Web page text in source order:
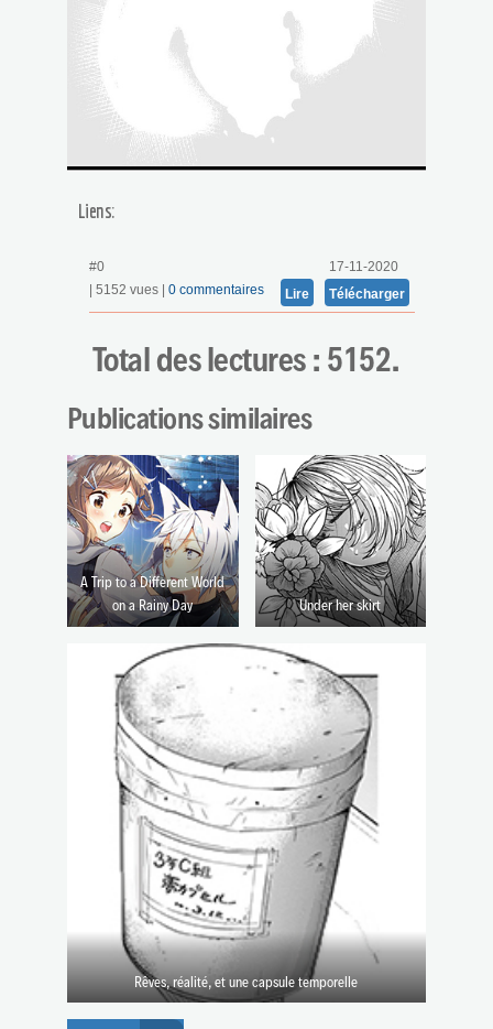
Liens:
#0
17-11-2020
Télécharger
Lire
| 5152 vues | 0commentaires
Total des lectures : 5152.
Publications similaires
A Trip to a Different World
on a Rainy Day
Under her skirt
Rêves, réalité, et une capsule temporelle